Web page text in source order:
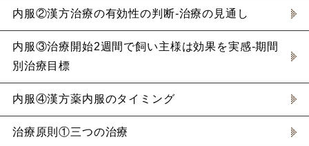
内服②漢方治療の有効性の判断-治療の見通し
内服③治療開始2週間で飼い主様は効果を実感-期間
別治療目標
内服④漢方薬内服のタイミング
治療原則①三つの治療